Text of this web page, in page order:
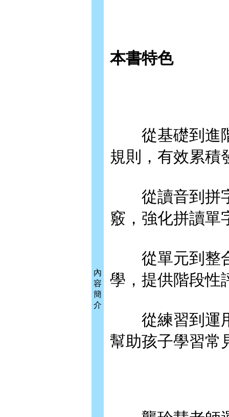
內
容
簡
介
本書特色
從基礎到進階
規則，有效累積
從讀音到拼字
竅，強化拼讀單
從單元到整合
學，提供階段性
從練習到運用
幫助孩子學習常